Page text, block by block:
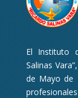
El Instituto
Salinas
de Mayo de